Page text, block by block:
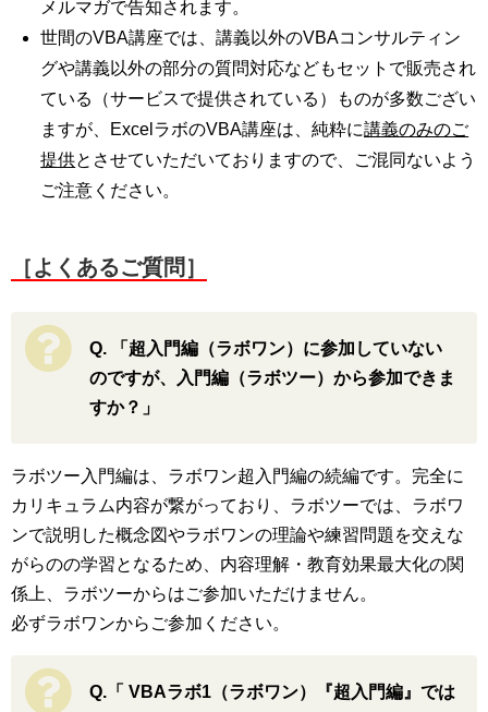
メルマガで告知されます。
世間のVBA講座では、講義以外のVBAコンサルティン
グや講義以外の部分の質問対応などもセットで販売され
ている（サービスで提供されている）ものが多数ござい
ますが、ExcelラボのVBA講座は、純粋に講義のみのご
提供とさせていただいておりますので、ご混同ないよう
ご注意ください。
［よくあるご質問］
Q. 「超入門編（ラボワン）に参加していない
のですが、入門編（ラボツー）から参加できま
すか？」
ラボツー入門編は、ラボワン超入門編の続編です。完全に
カリキュラム内容が繋がっており、ラボツーでは、ラボワ
ンで説明した概念図やラボワンの理論や練習問題を交えな
がらのの学習となるため、内容理解・教育効果最大化の関
係上、ラボツーからはご参加いただけません。
必ずラボワンからご参加ください。
Q.「 VBAラボ1（ラボワン）『超入門編』では